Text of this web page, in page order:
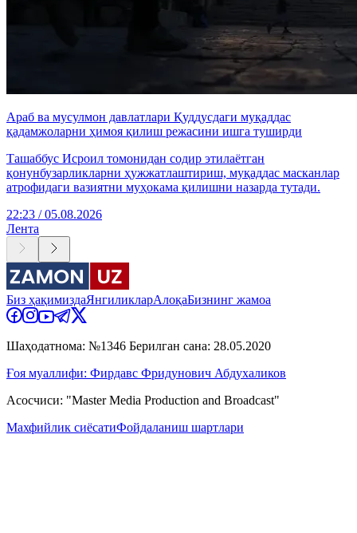
Араб ва мусулмон давлатлари Қуддусдаги муқаддас
қадамжоларни ҳимоя қилиш режасини ишга туширди
Ташаббус Исроил томонидан содир этилаётган
қонунбузарликларни ҳужжатлаштириш, муқаддас масканлар
атрофидаги вазиятни муҳокама қилишни назарда тутади.
22:23 / 05.08.2026
Лента
Биз ҳақимиздаЯнгиликларАлоқаБизнинг жамоа
Шаҳодатнома: №1346 Берилган сана: 28.05.2020
Ғоя муаллифи: Фирдавс Фридунович Абдухаликов
Асосчиси: "Master Media Production and Broadcast"
Махфийлик сиёсатиФойдаланиш шартлари